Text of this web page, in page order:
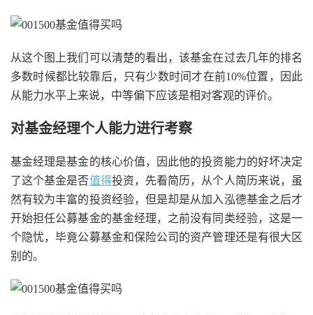
从这个图上我们可以清楚的看出，该基金在过去几年的排名
多数时候都比较靠后，只有少数时间才在前10%位置，因此
从能力水平上来说，中等偏下应该是相对客观的评价。
对基金经理个人能力进行考察
基金经理是基金的核心价值，因此他的投资能力的好坏决定
了这个基金是否值得投资，先看简历，从个人简历来说，虽
然有较为丰富的投资经验，但是却是从加入泓德基金之后才
开始担任公募基金的基金经理，之前没有同类经验，这是一
个隐忧，毕竟公募基金和保险公司的资产管理还是有很大区
别的。